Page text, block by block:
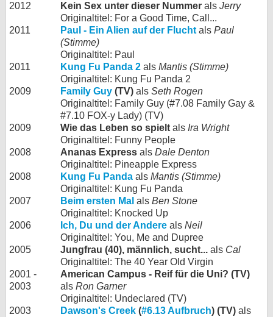
2012
Kein Sex unter dieser Nummer als Jerry
Originaltitel: For a Good Time, Call...
2011
Paul - Ein Alien auf der Flucht als Paul
(Stimme)
Originaltitel: Paul
2011
Kung Fu Panda 2 als Mantis (Stimme)
Originaltitel: Kung Fu Panda 2
2009
Family Guy (TV) als Seth Rogen
Originaltitel: Family Guy (#7.08 Family Gay &
#7.10 FOX-y Lady) (TV)
2009
Wie das Leben so spielt als Ira Wright
Originaltitel: Funny People
2008
Ananas Express als Dale Denton
Originaltitel: Pineapple Express
2008
Kung Fu Panda als Mantis (Stimme)
Originaltitel: Kung Fu Panda
2007
Beim ersten Mal als Ben Stone
Originaltitel: Knocked Up
2006
Ich, Du und der Andere als Neil
Originaltitel: You, Me and Dupree
2005
Jungfrau (40), männlich, sucht... als Cal
Originaltitel: The 40 Year Old Virgin
2001 -
2003
American Campus - Reif für die Uni? (TV)
als Ron Garner
Originaltitel: Undeclared (TV)
2003
Dawson's Creek (#6.13 Aufbruch) (TV) als